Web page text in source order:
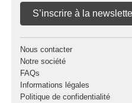
S’inscrire à la
Nous contacter
Notre société
FAQs
Informations légales
Politique de confidentialité